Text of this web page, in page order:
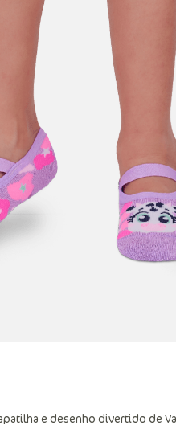
e desenho divertido de